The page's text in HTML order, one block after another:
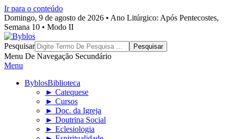
Ir para o conteúdo
Domingo, 9 de agosto de 2026 • Ano Litúrgico: Após Pentecostes,
Semana 10 • Modo II
Byblos
Pesquisar
Menu De Navegação Secundário
Menu
ByblosBiblioteca
► Catequese
► Cursos
► Doc. da Igreja
► Doutrina Social
► Eclesiologia